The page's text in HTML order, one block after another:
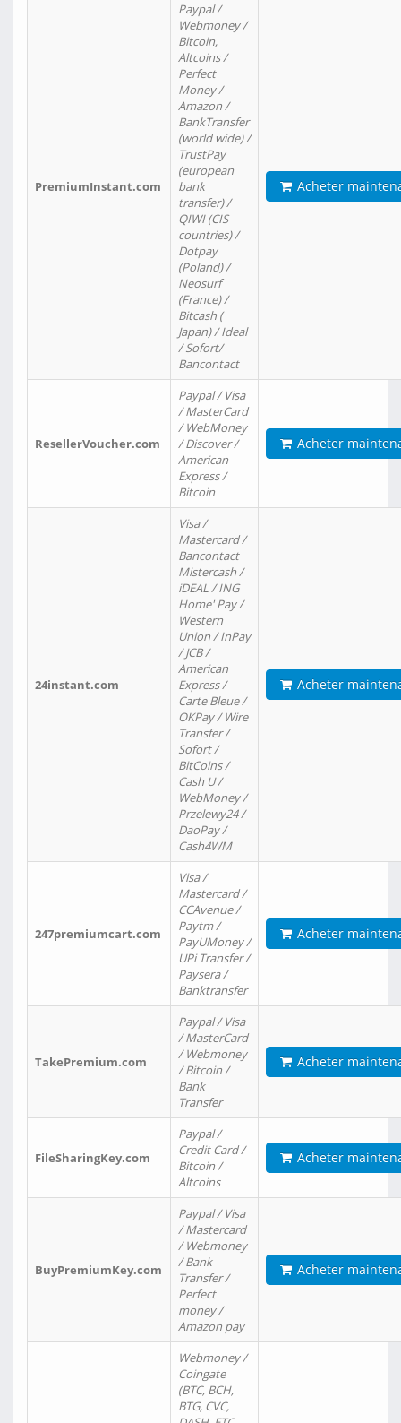
PremiumInstant.com
Paypal /
Webmoney /
Bitcoin,
Altcoins /
Perfect
Money /
Amazon /
BankTransfer
(world wide) /
TrustPay
(european
bank
transfer) /
QIWI (CIS
countries) /
Dotpay
(Poland) /
Neosurf
(France) /
Bitcash (
Japan) / Ideal
/ Sofort/
Bancontact
Acheter
ResellerVoucher.com
Paypal / Visa
/ MasterCard
/ WebMoney
/ Discover /
American
Express /
Bitcoin
Acheter
24instant.com
Visa /
Mastercard /
Bancontact
Mistercash /
iDEAL / ING
Home' Pay /
Western
Union / InPay
/ JCB /
American
Express /
Carte Bleue /
OKPay / Wire
Transfer /
Sofort /
BitCoins /
Cash U /
WebMoney /
Przelewy24 /
DaoPay /
Cash4WM
Acheter
247premiumcart.com
Visa /
Mastercard /
CCAvenue /
Paytm /
PayUMoney /
UPi Transfer /
Paysera /
Banktransfer
Acheter
TakePremium.com
Paypal / Visa
/ MasterCard
/ Webmoney
/ Bitcoin /
Bank
Transfer
Acheter
FileSharingKey.com
Paypal /
Credit Card /
Bitcoin /
Altcoins
Acheter
BuyPremiumKey.com
Paypal / Visa
/ Mastercard
/ Webmoney
/ Bank
Transfer /
Perfect
money /
Amazon pay
Acheter
Webmoney /
Coingate
(BTC, BCH,
BTG, CVC,